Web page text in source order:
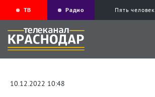
ТВ Радио Пять
10.12.2022 10:48